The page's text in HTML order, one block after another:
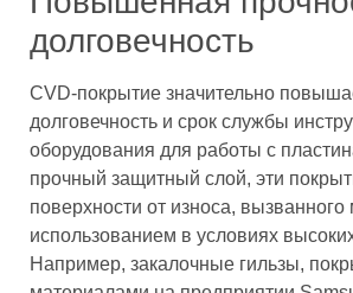
долговечность
CVD-покрытие значительно
долговечность и срок службы
оборудования для работы с
прочный защитный слой, эти
поверхности от износа,
использованием в условиях
Например, закалочные гильзы,